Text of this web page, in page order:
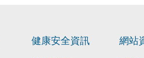
健康安全資訊 網站